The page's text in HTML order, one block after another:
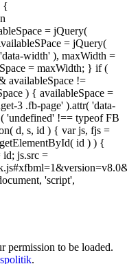
{
= jQuery(
= jQuery(
width' ), maxWidth =
= maxWidth; } if (
availableSpace !=
) { availableSpace =
3 .fb-page' ).attr( 'data-
'undefined' !== typeof FB
d, s, id ) { var js, fjs =
id ) ) {
id; js.src =
'script',
permission to be loaded.
.